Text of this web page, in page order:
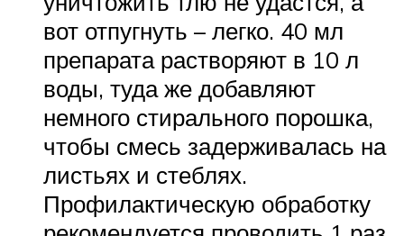
вот отпугнуть – легко. 40 мл
препарата растворяют в 10 л
воды, туда же добавляют
немного стирального порошка,
чтобы смесь задерживалась на
листьях и стеблях.
Профилактическую обработку